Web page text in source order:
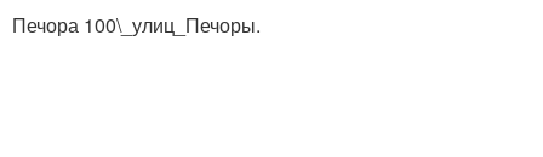
Печора 100\_улиц_Печоры.